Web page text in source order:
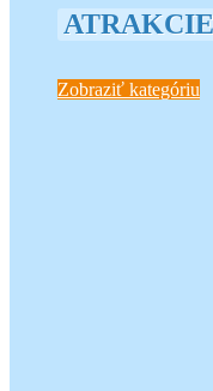
ATRAKCIE
Zobraziť kategóriu